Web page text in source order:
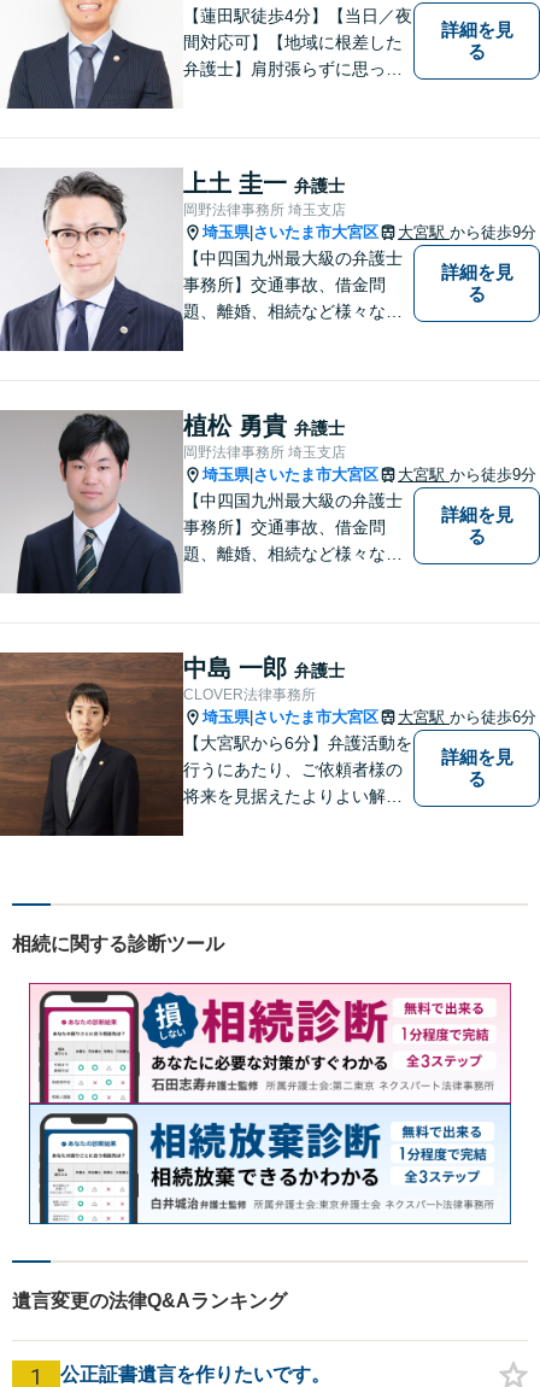
【蓮田駅徒歩4分】【当日／夜
間対応可】【地域に根差した
弁護士】肩肘張らずに思って
詳細を見
る
上土 圭一 弁護士
岡野法律事務所 埼玉支店
埼玉県| さいたま市大宮区 大宮駅 から徒歩9分
【中四国九州最大級の弁護士
事務所】交通事故、借金問
題、離婚、相続など様々な問
い！
詳細を見
る
植松 勇貴 弁護士
岡野法律事務所 埼玉支店
埼玉県| さいたま市大宮区 大宮駅 から徒歩9分
【中四国九州最大級の弁護士
事務所】交通事故、借金問
題、離婚、相続など様々な問
い！
詳細を見
る
中島 一郎 弁護士
CLOVER法律事務所
埼玉県| さいたま市大宮区 大宮駅 から徒歩6分
【大宮駅から6分】弁護活動を
行うにあたり、ご依頼者様の
将来を見据えたよりよい解決
詳細を見
る
相続に関する診断ツール
遺言変更の法律Q&Aランキング
1 公正証書遺言を作りたいです。